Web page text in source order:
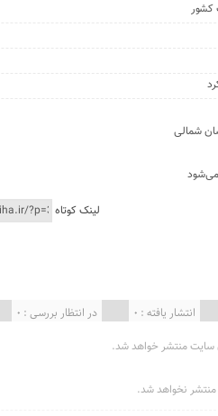
کشور
شمالی
می‌شود
لینک کوتاه
در انتظار بررسی : 0 انتشار یافته : 0
سایت منتشر خواهد شد.
منتشر نخواهد شد.